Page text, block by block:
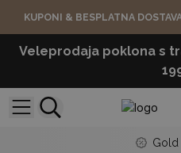
KUPONI & BESPLATNA
Veleprodaja poklona s
Gold